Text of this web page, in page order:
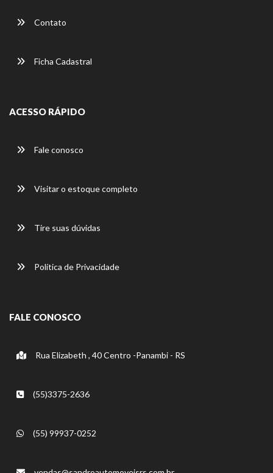
Contato
Ficha Cadastral
ACESSO RÁPIDO
Fale conosco
Visitar o estoque completo
Tire suas dúvidas
Política de Privacidade
FALE CONOSCO
Rua Elizabeth , 40 Centro -Panambi - RS
(55)3375-2636
(55) 99937-0252